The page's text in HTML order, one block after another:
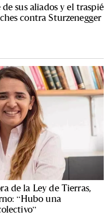
sus aliados y el traspié
contra Sturzenegger
de la Ley de Tierras,
“Hubo una